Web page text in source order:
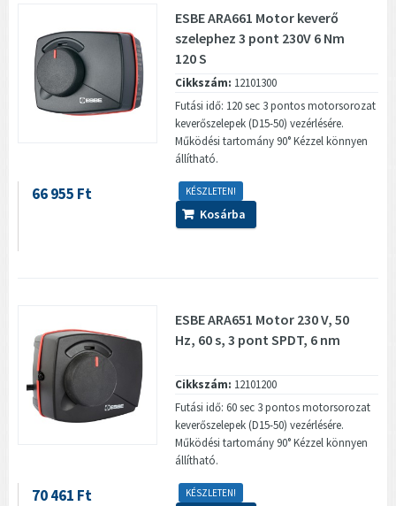
ESBE ARA661 Motor keverő
szelephez 3 pont 230V 6 Nm
120 S
Cikkszám: 12101300
Futási idő: 120 sec 3 pontos motorsorozat
keverőszelepek (D15-50) vezérlésére.
Működési tartomány 90° Kézzel könnyen
állítható.
KÉSZLETEN!
66 955 Ft
Kosárba
ESBE ARA651 Motor 230 V, 50
Hz, 60 s, 3 pont SPDT, 6 nm
Cikkszám: 12101200
Futási idő: 60 sec 3 pontos motorsorozat
keverőszelepek (D15-50) vezérlésére.
Működési tartomány 90° Kézzel könnyen
állítható.
KÉSZLETEN!
70 461 Ft